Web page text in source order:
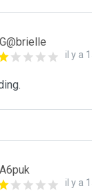
G@brielle
il y a
A6puk
il y a